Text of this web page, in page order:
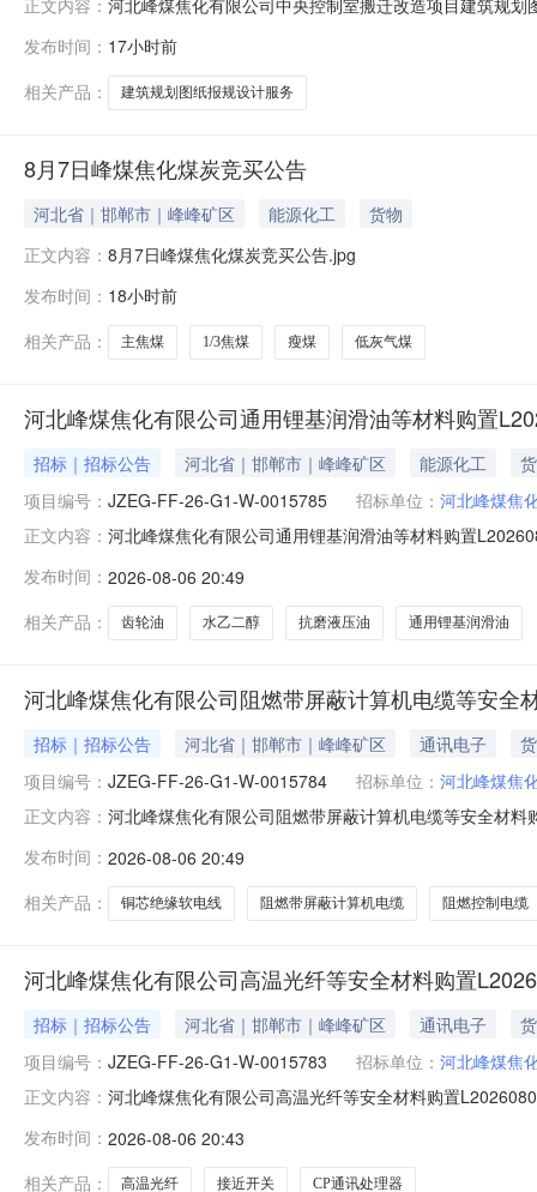
正文内容：
工程勘察设计咨询有限公司河北峰煤焦化有限公司2026
发布时间： 17小时前
相关产品：
建筑规划图纸报规设计服务
8月7日峰煤焦化煤炭竞买公告
河北省｜邯郸市｜峰峰矿区 能源化工
货物
正文内容： 8月7日峰煤焦化煤炭竞买公告.jpg
发布时间： 18小时前
相关产品：
主焦煤 1/3焦煤 瘦煤 低灰气煤
河北峰煤焦化有限公司通用锂基润滑油等材料购置
招标｜招标公告 河北省｜邯郸市｜峰峰矿区 能源化工
项目编号： JZEG-FF-26-G1-W-0015785 招标单位： 河北峰煤焦
正文内容： 河北峰煤焦化有限公司通用锂基润滑油等材料购置
备注B12通用锂基润滑油2#锂基脂每桶15kg需选用长城
发布时间： 2026-08-06 20:49
相关产品：
齿轮油 水乙二醇 抗磨液压油 通用锂基润滑油
河北峰煤焦化有限公司阻燃带屏蔽计算机电缆等安全
招标｜招标公告 河北省｜邯郸市｜峰峰矿区 通讯电子
项目编号： JZEG-FF-26-G1-W-0015784 招标单位： 河北峰煤焦
正文内容： 河北峰煤焦化有限公司阻燃带屏蔽计算机电缆等安全材
数量计量单位交货期备注B12阻燃带屏蔽计算机电缆ZR-
发布时间： 2026-08-06 20:49
相关产品：
铜芯绝缘软电线 阻燃带屏蔽计算机电缆 阻燃控制电缆
河北峰煤焦化有限公司高温光纤等安全材料购置
招标｜招标公告 河北省｜邯郸市｜峰峰矿区 通讯电子
项目编号： JZEG-FF-26-G1-W-0015783 招标单位： 河北峰煤焦
正文内容： 河北峰煤焦化有限公司高温光纤等安全材料购置
B12CP通讯处理器6GK1162-3AA00原厂家为西门子1个
发布时间： 2026-08-06 20:43
相关产品：
高温光纤 接近开关 CP通讯处理器